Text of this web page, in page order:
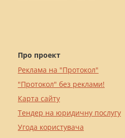
Про проект
Реклама на "Протокол"
"Протокол" без реклами!
Карта сайту
Тендер на юридичну послугу
Угода користувача